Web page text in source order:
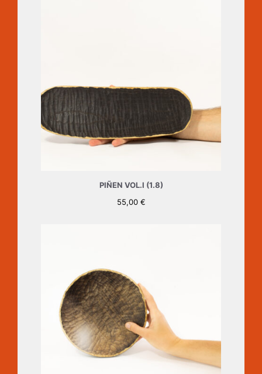
PIÑEN VOL.I (1.8)
55,00 €